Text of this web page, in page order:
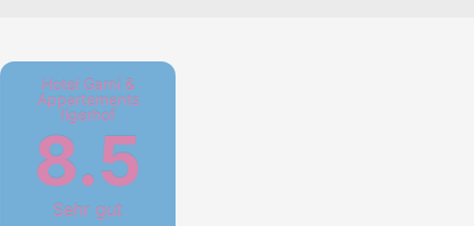
Hotel Garni &
Appartements
Ilgerhof
8.5
Sehr gut